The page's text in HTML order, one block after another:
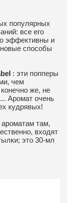
популярных
все его
эффективны и
способы
: эти попперы
чем
же, не
Аромат очень
кудрявых!
там,
входят
это 30-мл